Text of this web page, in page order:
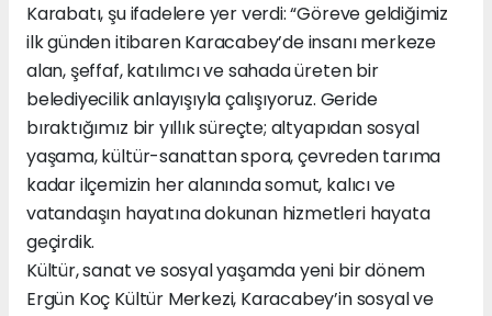
Karabatı, şu ifadelere yer verdi: “Göreve geldiğimiz
ilk günden itibaren Karacabey’de insanı merkeze
alan, şeffaf, katılımcı ve sahada üreten bir
belediyecilik anlayışıyla çalışıyoruz. Geride
bıraktığımız bir yıllık süreçte; altyapıdan sosyal
yaşama, kültür-sanattan spora, çevreden tarıma
kadar ilçemizin her alanında somut, kalıcı ve
vatandaşın hayatına dokunan hizmetleri hayata
geçirdik.
Kültür, sanat ve sosyal yaşamda yeni bir dönem
Ergün Koç Kültür Merkezi, Karacabey’in sosyal ve